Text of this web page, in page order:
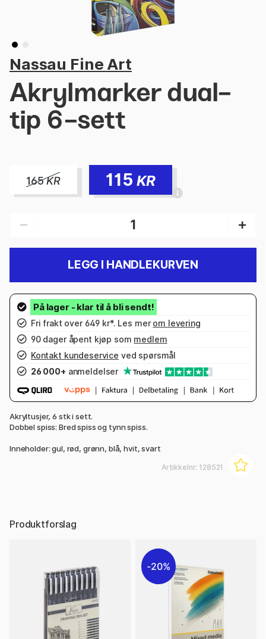
Nassau Fine Art
Akrylmarker dual-
tip 6-sett
165KR 115 KR
LEGG I HANDLEKURVEN
Fri frakt over 649 kr*. Les mer om levering
90 dager åpent kjøp som medlem
Kontakt kundeservice ved spørsmål
26 000+ anmeldelser
Akryltusjer, 6 stk i sett.
Dobbel spiss: Bred spiss og tynn spiss.
Inneholder: gul, rød, grønn, blå, hvit, svart
Artikkelnr: 128521
Produktforslag
20%